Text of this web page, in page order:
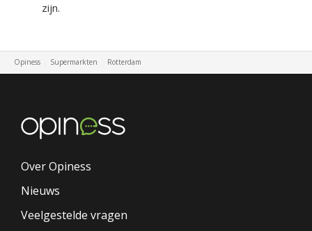
zijn.
Opiness Supermarkten Rotterdam
Over Opiness
Nieuws
Veelgestelde vragen